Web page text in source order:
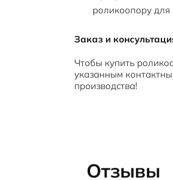
роликоопору
Заказ и
Чтобы купить
указанным
производства!
Отзывы